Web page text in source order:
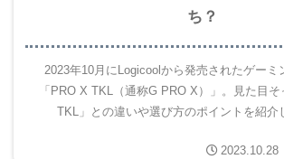
ち？
2023年10月にLogicoolから発売されたゲーミ
「PRO X TKL（通称G PRO X）」。見た目
TKL」との違いや選び方のポイントを紹介
2023.10.28